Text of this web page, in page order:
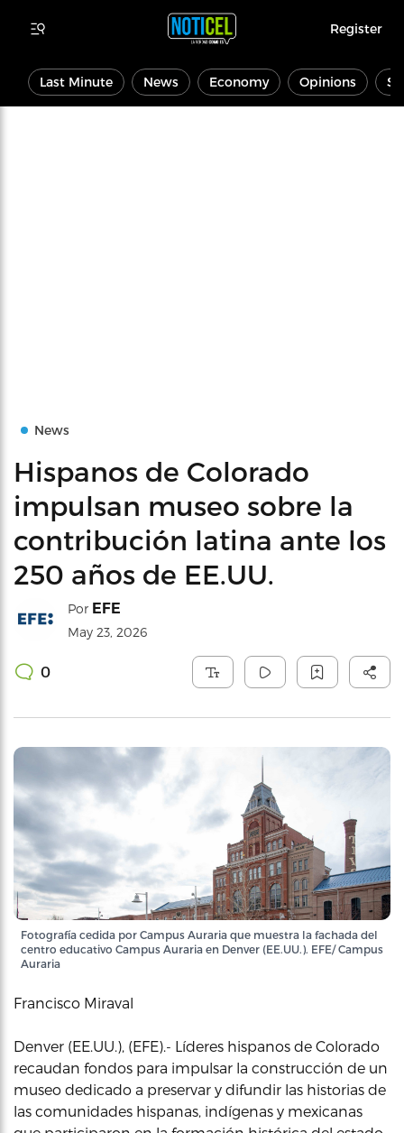
Register
Last Minute News Economy Opinions
News
Hispanos de Colorado
impulsan museo sobre la
contribución latina ante los
250 años de EE.UU.
Por EFE
May 23, 2026
0
Fotografía cedida por Campus Auraria que muestra la fachada del
centro educativo Campus Auraria en Denver (EE.UU.). EFE/ Campus
Auraria
Francisco Miraval
Denver (EE.UU.), (EFE).- Líderes hispanos de Colorado
recaudan fondos para impulsar la construcción de un
museo dedicado a preservar y difundir las historias de
las comunidades hispanas, indígenas y mexicanas